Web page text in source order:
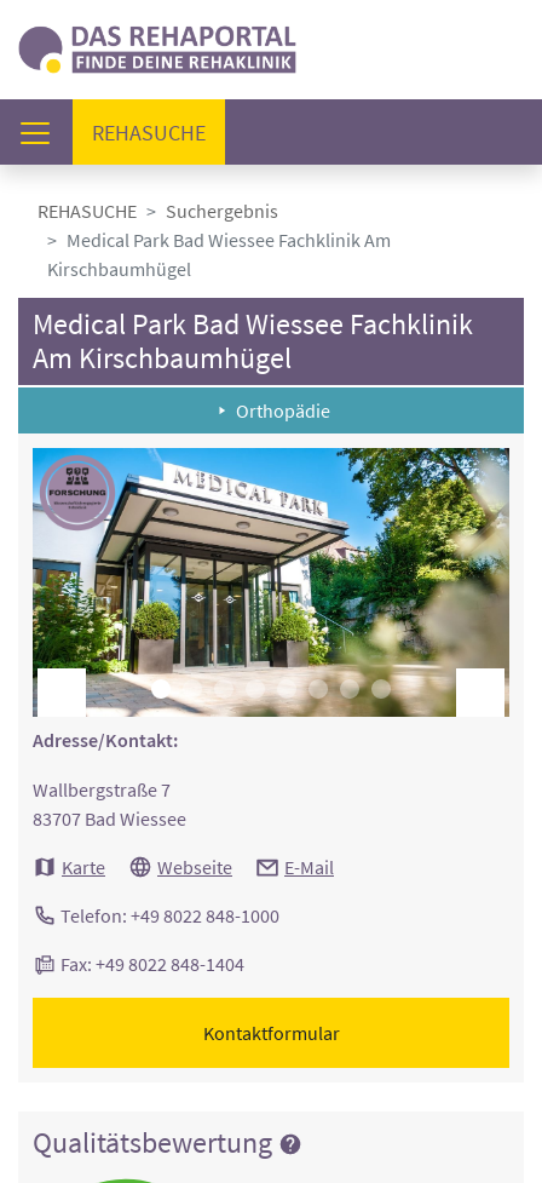
REHASUCHE(AKTUELL)
REHASUCHE
Suchergebnis
Medical Park Bad Wiessee Fachklinik Am
Kirschbaumhügel
Medical Park Bad Wiessee Fachklinik
Am Kirschbaumhügel
Orthopädie
Adresse/Kontakt:
Wallbergstraße 7
83707 Bad Wiessee
Karte
Webseite E-Mail
Telefon: +49 8022 848-1000
Fax: +49 8022 848-1404
Kontaktformular
Qualitätsbewertung